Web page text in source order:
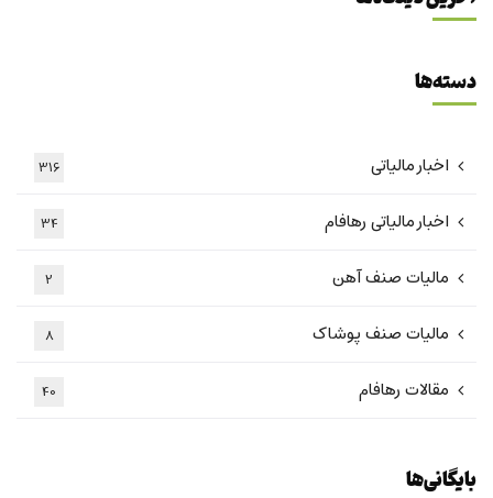
دسته‌ها
اخبار مالیاتی 316
اخبار مالیاتی رهافام 34
مالیات صنف آهن 2
مالیات صنف پوشاک 8
مقالات رهافام 40
بایگانی‌ها